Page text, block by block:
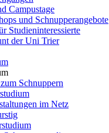
Campustage
und Schnupperangebote
Studieninteressierte
der Uni Trier
Schnuppern
im Netz